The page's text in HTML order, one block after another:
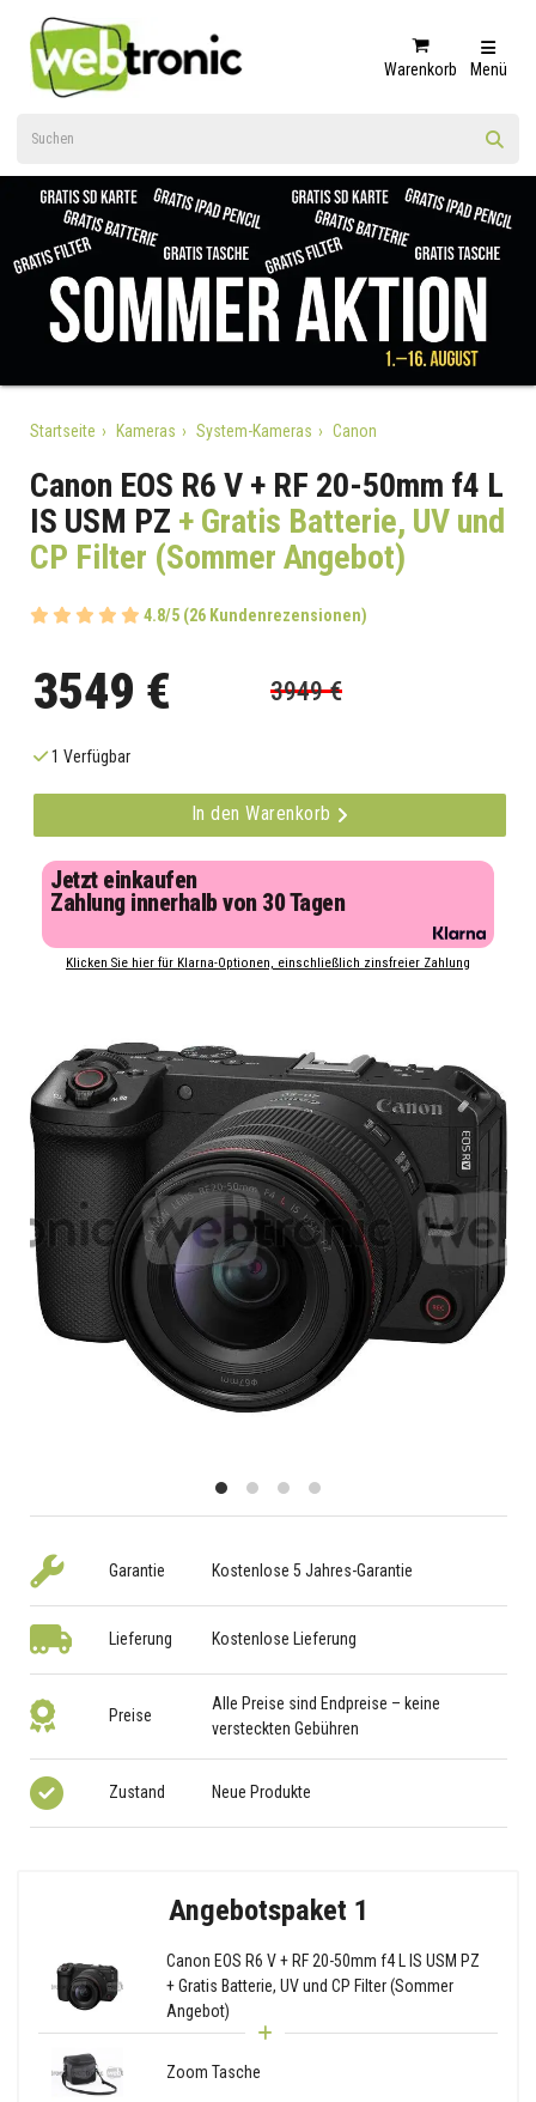
Warenkorb Menü
Startseite Kameras System-Kameras Canon
Canon EOS R6 V + RF 20-50mm f4 L
IS USM PZ + Gratis Batterie, UV und
CP Filter (Sommer Angebot)
4.8/5 (26 Kundenrezensionen)
3549 € 3949 €
1 Verfügbar
In den Warenkorb
Jetzt einkaufen
Zahlung innerhalb von 30 Tagen
Klicken Sie hier für Klarna-Optionen, einschließlich zinsfreier Zahlung
Garantie Kostenlose 5 Jahres-Garantie
Lieferung Kostenlose Lieferung
Preise
Alle Preise sind Endpreise – keine
versteckten Gebühren
Zustand Neue Produkte
Angebotspaket 1
Canon EOS R6 V + RF 20-50mm f4 L IS USM PZ
+ Gratis Batterie, UV und CP Filter (Sommer
Angebot)
Zoom Tasche